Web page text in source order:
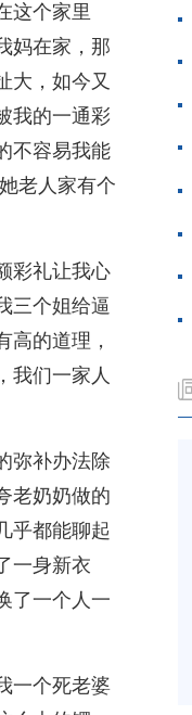
这个家里
妈在家，那
大，如今又
我的一通彩
不容易我能
老人家有个
彩礼让我心
三个姐给逼
的道理，
我们一家人
弥补办法除
老奶奶做的
乎都能聊起
一身新衣
了一个人一
一个死老婆